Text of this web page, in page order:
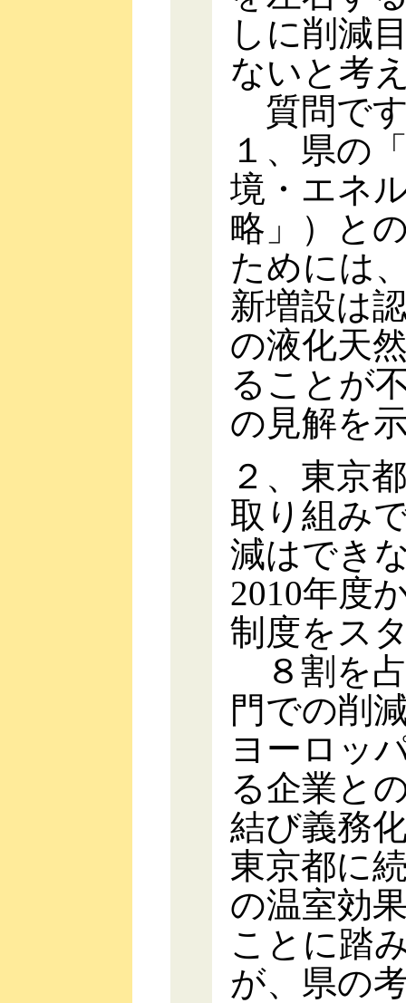
しに削減
ないと考
質問で
１、県の
境・エネ
略」）と
ためには
新増設は
の液化天
ることが
の見解を
２、東京
取り組み
減はでき
2010年度
制度をス
８割を
門での削
ヨーロッ
る企業と
結び義務
東京都に
の温室効
ことに踏
が、県の